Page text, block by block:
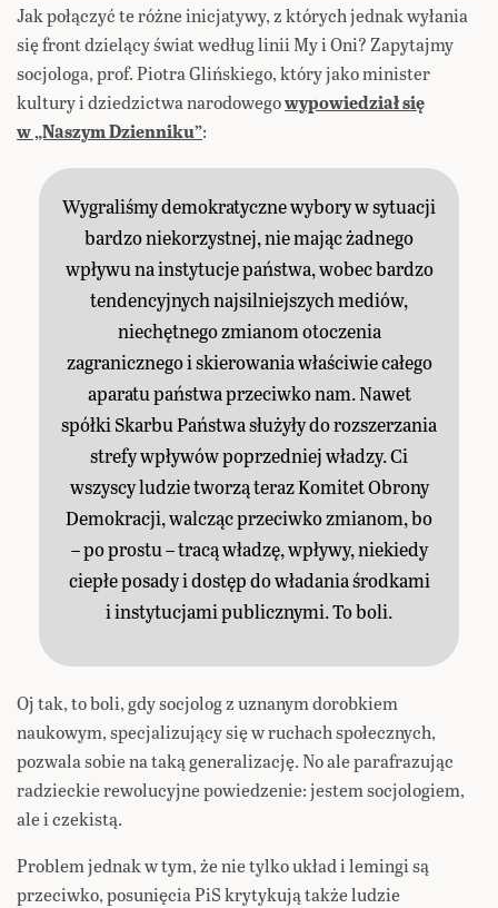
Jak połączyć te różne inicjatywy, z których jednak wyłania
się front dzielący świat według linii My i Oni? Zapytajmy
socjologa, prof. Piotra Glińskiego, który jako minister
kultury i dziedzictwa narodowegowypowiedział się
w „Naszym Dzienniku”:
Wygraliśmy demokratyczne wybory w sytuacji
bardzo niekorzystnej, nie mając żadnego
wpływu na instytucje państwa, wobec bardzo
tendencyjnych najsilniejszych mediów,
niechętnego zmianom otoczenia
zagranicznego i skierowania właściwie całego
aparatu państwa przeciwko nam. Nawet
spółki Skarbu Państwa służyły do rozszerzania
strefy wpływów poprzedniej władzy. Ci
wszyscy ludzie tworzą teraz Komitet Obrony
Demokracji, walcząc przeciwko zmianom, bo
– po prostu – tracą władzę, wpływy, niekiedy
ciepłe posady i dostęp do władania środkami
i instytucjami publicznymi. To boli.
Oj tak, to boli, gdy socjolog z uznanym dorobkiem
naukowym, specjalizujący się w ruchach społecznych,
pozwala sobie na taką generalizację. No ale parafrazując
radzieckie rewolucyjne powiedzenie: jestem socjologiem,
ale i czekistą.
Problem jednak w tym, że nie tylko układ i lemingi są
przeciwko, posunięcia PiS krytykują także ludzie